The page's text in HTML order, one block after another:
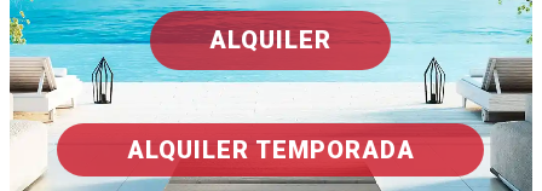
ALQUILER
ALQUILER TEMPORADA